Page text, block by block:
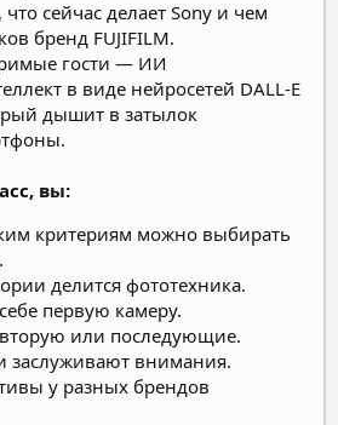
что сейчас делает Sony и чем
бренд FUJIFILM.
гости — ИИ
в виде нейросетей DALL-E
дышит в затылок
вы:
критериям можно выбирать
делится фототехника.
первую камеру.
или последующие.
заслуживают внимания.
у разных брендов